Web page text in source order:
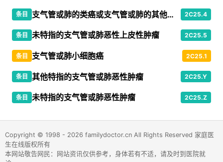
条目 支气管或肺的类癌或支气管或肺的其他恶性神经内分泌肿瘤 2C25.4
条目 未特指的支气管或肺恶性上皮性肿瘤 2C25.5
条目 支气管或肺小细胞癌 2C25.1
条目 其他特指的支气管或肺恶性肿瘤 2C25.Y
条目 未特指的支气管或肺恶性肿瘤 2C25.Z
Copyright © 1998 - 2026 familydoctor.cn All Rights Reserved 家庭医
生在线版权所有
本网站敬告网民：网站资讯仅供参考，身体若有不适，请及时到医院就